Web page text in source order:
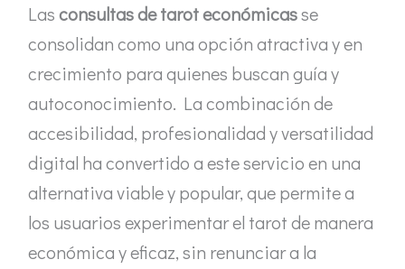
Lasconsultas de tarot económicasse
consolidan como una opción atractiva y en
crecimiento para quienes buscan guía y
autoconocimiento. La combinación de
accesibilidad, profesionalidad y versatilidad
digital ha convertido a este servicio en una
alternativa viable y popular, que permite a
los usuarios experimentar el tarot de manera
económica y eficaz, sin renunciar a la